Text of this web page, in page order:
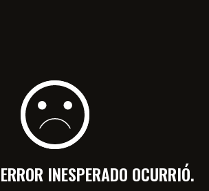
INESPERADO OCURRIÓ.